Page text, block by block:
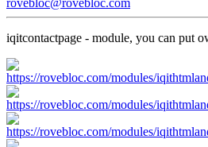
rovebloc@rovebloc.com
iqitcontactpage - module, you can put